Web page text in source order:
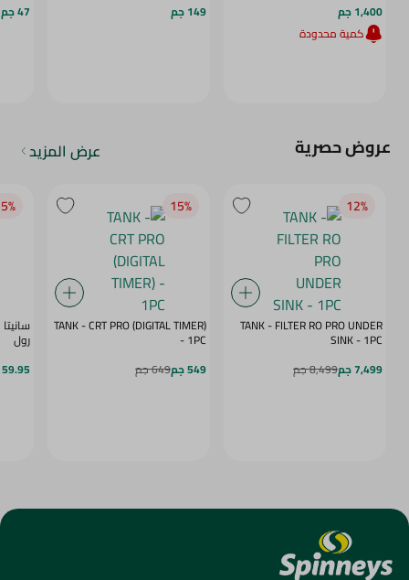
1,400 جم
كمية محدودة
149 جم
47 جم
عروض حصرية عرض المزيد
12‎%‎
TANK - FILTER RO PRO UNDER
SINK - 1PC
7,499 جم
8,499 جم
15‎%‎
TANK - CRT PRO (DIGITAL TIMER)
- 1PC
549 جم
649 جم
رول
59.95 جم